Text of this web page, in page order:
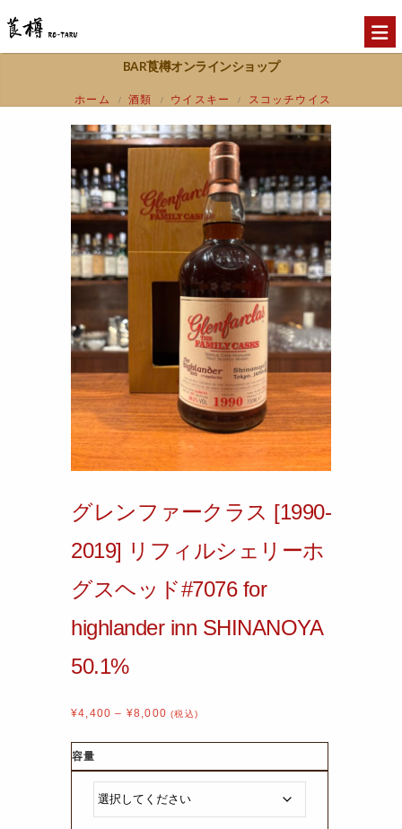
BAR莨樽オンラインショップ
ホーム / 酒類 / ウイスキー /
スコッチウイス
[1990-2019] リフィルシェリーホグスヘッド
#7076 for highlander inn SHINANOYA
50.1%
グレンファークラス [1990-
2019] リフィルシェリーホ
グスヘッド#7076 for
highlander inn SHINANOYA
50.1%
¥4,400 – ¥8,000 (税込)
容量